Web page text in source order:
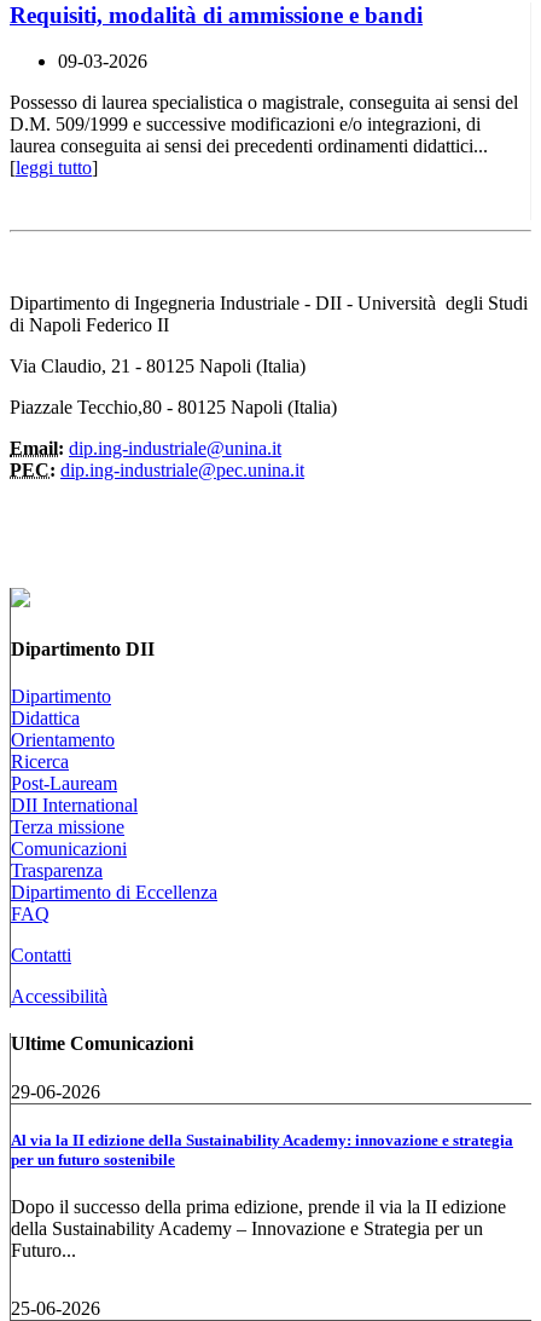
Requisiti, modalità di ammissione e bandi
09-03-2026
Possesso di laurea specialistica o magistrale, conseguita ai sensi del
D.M. 509/1999 e successive modificazioni e/o integrazioni, di
laurea conseguita ai sensi dei precedenti ordinamenti didattici...
[leggi tutto]
Dipartimento di Ingegneria Industriale - DII - Università degli Studi
di Napoli Federico II
Via Claudio, 21 - 80125 Napoli (Italia)
Piazzale Tecchio,80 - 80125 Napoli (Italia)
Email: dip.ing-industriale@unina.it
PEC: dip.ing-industriale@pec.unina.it
Dipartimento DII
Dipartimento
Didattica
Orientamento
Ricerca
Post-Lauream
DII International
Terza missione
Comunicazioni
Trasparenza
Dipartimento di Eccellenza
FAQ
Contatti
Accessibilità
Ultime Comunicazioni
29-06-2026
Al via la II edizione della Sustainability Academy: innovazione e strategia
per un futuro sostenibile
Dopo il successo della prima edizione, prende il via la II edizione
della Sustainability Academy – Innovazione e Strategia per un
Futuro...
25-06-2026